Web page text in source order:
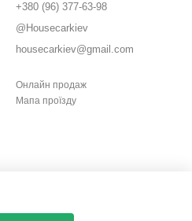
+380 (96) 377-63-98
@Housecarkiev
housecarkiev@gmail.com
Онлайн продаж
Мапа проїзду